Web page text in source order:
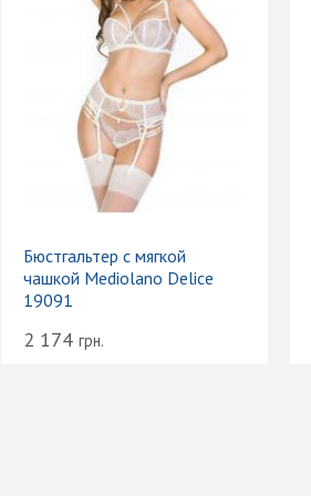
Бюстгальтер с мягкой
чашкой Mediolano Delice
19091
2 174 грн.